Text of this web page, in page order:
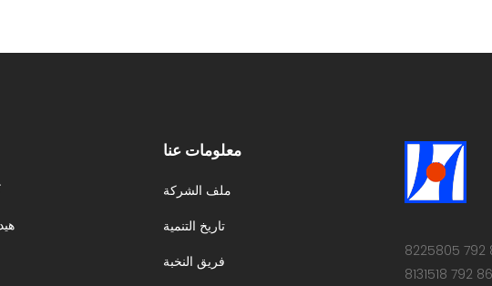
معلومات عنا
ملف الشركة
تاريخ التنمية
فريق النخبة